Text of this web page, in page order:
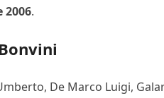
2006.
De Marco Luigi,